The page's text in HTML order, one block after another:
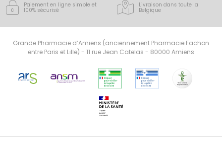
Paiement en ligne simple et
100% sécurisé
Livraison dans toute la
Belgique
Grande Pharmacie d’Amiens (anciennement Pharmacie Fachon
entre Paris et Lille) - 11 rue Jean Catelas - 80000 Amiens